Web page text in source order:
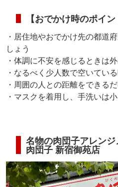
【おでかけ時のポイン
・居住地やおでかけ先の都道
しょう
・体調に不安を感じるときは
・なるべく少人数で空いてい
・周囲の人との距離をできる
・マスクを着用し、手洗いは
名物の肉団子アレン
肉団子 新宿御苑店